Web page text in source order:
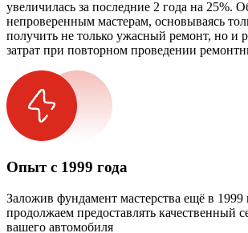
увеличилась за последние 2 года на 25%.
непроверенным мастерам, основываясь
получить не только ужасный ремонт, но и
затрат при повторном проведении
Опыт с 1999 года
Заложив фундамент мастерства ещё в 1999
продолжаем предоставлять качественный
вашего автомобиля